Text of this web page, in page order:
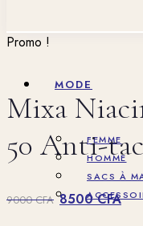
MODE
FEMME
HOMME
SACS À
Promo !
Mixa
50 Anti-
9000CFA Le
8500CFALe